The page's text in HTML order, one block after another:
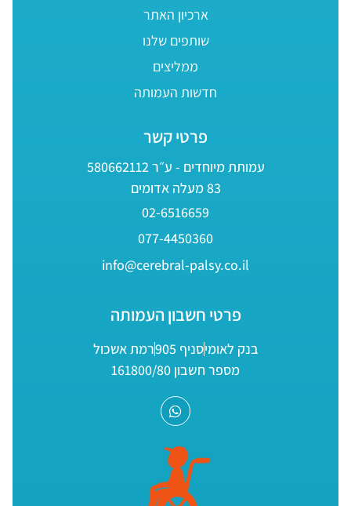
ארכיון האתר
שותפים שלנו
ממליצים
חדשות העמותה
פרטי קשר
עמותת מיוחדים - ע״ר 580662112
83 מעלה אדומים
02-6516659
077-4450360
info@cerebral-palsy.co.il
פרטי חשבון העמותה
בנק לאומיסניף 905
רמת אשכול
מספר חשבון 161800/80